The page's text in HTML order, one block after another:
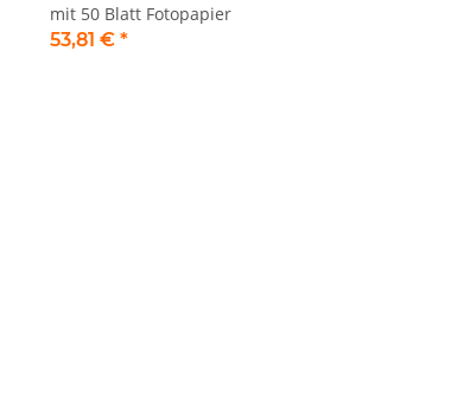
mit 50 Blatt Fotopapier
53,81 € *